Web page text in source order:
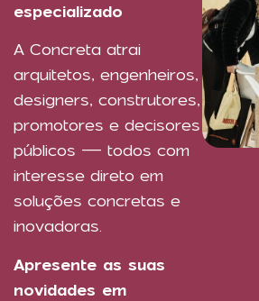
especializado
A Concreta atrai
arquitetos, engenheiros,
designers, construtores,
promotores e decisores
públicos — todos com
interesse direto em
soluções concretas e
inovadoras.
Apresente as suas
novidades em